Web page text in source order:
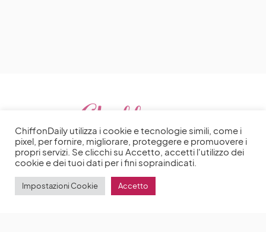
ChiffonDaily utilizza i cookie e tecnologie simili, come i
pixel, per fornire, migliorare, proteggere e promuovere i
propri servizi. Se clicchi su Accetto, accetti l'utilizzo dei
cookie e dei tuoi dati per i fini sopraindicati.
Impostazioni Cookie Accetto